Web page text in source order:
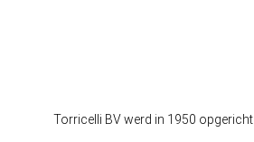
Torricelli BV werd in 1950